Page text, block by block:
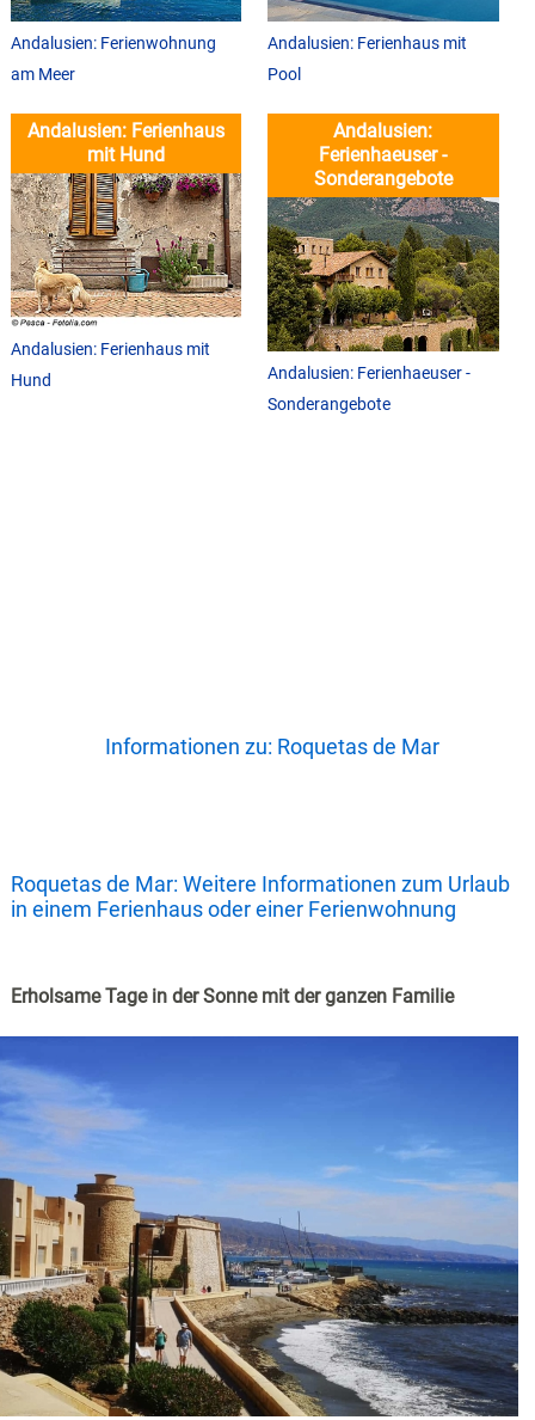
Andalusien: Ferienwohnung
am Meer
Andalusien: Ferienhaus mit
Pool
Andalusien: Ferienhaus
mit Hund
Andalusien: Ferienhaus mit
Hund
Andalusien:
Ferienhaeuser -
Sonderangebote
Andalusien: Ferienhaeuser -
Sonderangebote
Informationen zu: Roquetas de Mar
Roquetas de Mar: Weitere Informationen zum Urlaub
in einem Ferienhaus oder einer Ferienwohnung
Erholsame Tage in der Sonne mit der ganzen Familie